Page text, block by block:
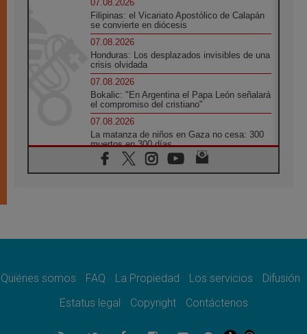
07.08.2026
Filipinas: el Vicariato Apostólico de Calapán
se convierte en diócesis
07.08.2026
Honduras: Los desplazados invisibles de una
crisis olvidada
07.08.2026
Bokalic: "En Argentina el Papa León señalará
el compromiso del cristiano"
07.08.2026
La matanza de niños en Gaza no cesa: 300
muertos en 300 días
07.08.2026
Tagle: La guerra desfigura el mundo, solo la
como misión al servicio del Evangelio
SIGNIS 2026, dar voz a las religiosas en el
07.08.2026
Quiénes somos FAQ La Propiedad Los servicios
Difusión
Estatus legal
Copyright Contáctenos